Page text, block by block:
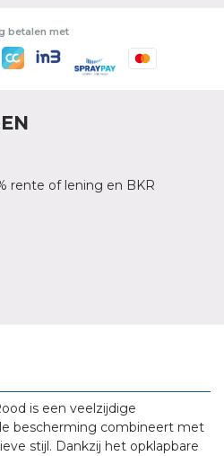
betalen met
rente of lening en BKR
is een veelzijdige
bescherming combineert met
stijl. Dankzij het opklapbare